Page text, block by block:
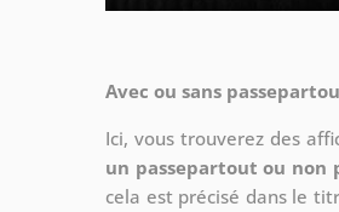
Avec ou sans
Ici, vous trouverez des
un passepartout ou non
cela est précisé dans le